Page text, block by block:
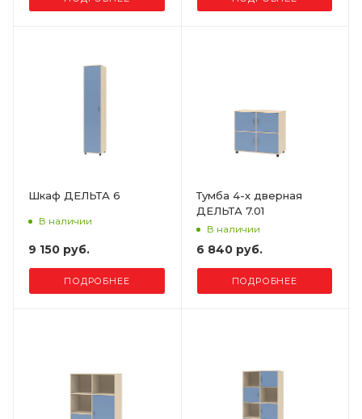
Шкаф ДЕЛЬТА 6
В наличии
9 150 руб.
ПОДРОБНЕЕ
Тумба 4-х дверная
ДЕЛЬТА 7.01
В наличии
6 840 руб.
ПОДРОБНЕЕ